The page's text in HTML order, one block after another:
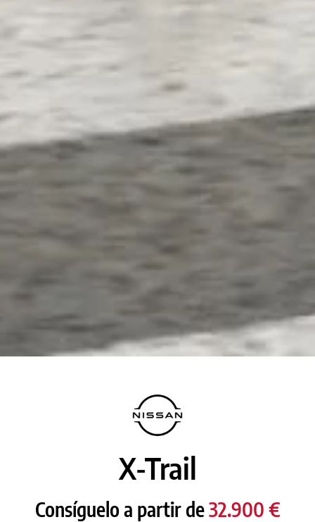
X-Trail
Consíguelo a partir de32.900 €